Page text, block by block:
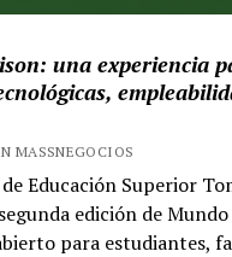
una experiencia
MASSNEGOCIOS
Educación Superior
edición de
para estudiantes,